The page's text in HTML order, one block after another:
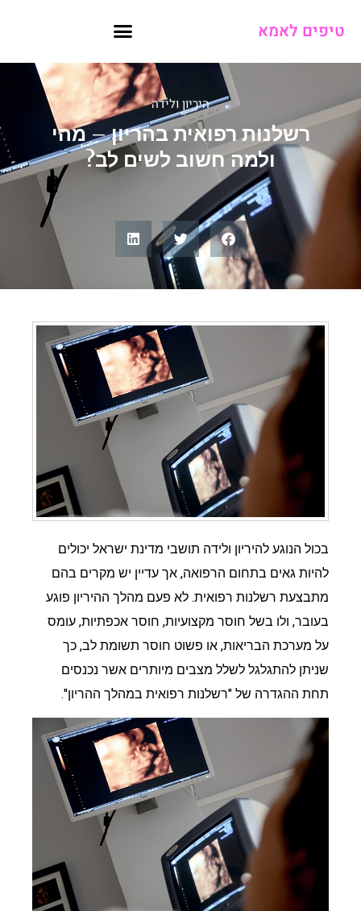
טיפים לאמא
היריון ולידה
רשלנות רפואית בהריון – מהי
ולמה חשוב לשים לב?
בכול הנוגע להיריון ולידה תושבי מדינת ישראל יכולים
להיות גאים בתחום הרפואה, אך עדיין יש מקרים בהם
מתבצעת רשלנות רפואית. לא פעם מהלך ההיריון פוגע
בעובר, ולו בשל חוסר מקצועיות, חוסר אכפתיות, עומס
על מערכת הבריאות, או פשוט חוסר תשומת לב, כך
שניתן להתגלגל לשלל מצבים מיותרים אשר נכנסים
תחת ההגדרה של "רשלנות רפואית במהלך ההריון".